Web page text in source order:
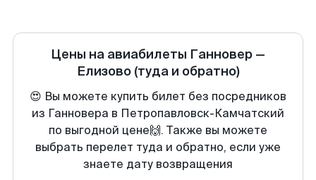
Цены на авиабилеты Ганновер —
Елизово (туда и обратно)
😍 Вы можете купить билет без посредников
из Ганновера в Петропавловск-Камчатский
по выгодной цене🙌. Также вы можете
выбрать перелет туда и обратно, если уже
знаете дату возвращения